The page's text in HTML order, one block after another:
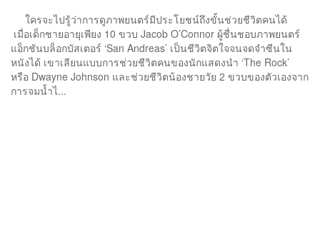
ใครจะไปรู้ว่าการดูภาพยนตร์มีประโยชน์ถึงขั้นช่วยชีวิตคนได้
เมื่อเด็กชายอายุเพียง 10 ขวบ Jacob O’Connor ผู้ชื่นชอบภาพยนตร์
แอ็กชันบล็อกบัสเตอร์ ‘San Andreas’ เป็นชีวิตจิตใจจนจดจำซีนใน
หนังได้ เขาเลียนแบบการช่วยชีวิตคนของนักแสดงนำ ‘The Rock’
หรือ Dwayne Johnson และช่วยชีวิตน้องชายวัย 2 ขวบของตัวเองจาก
การจมน้ำไ...